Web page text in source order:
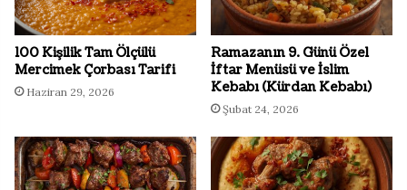
100 Kişilik Tam Ölçülü
Mercimek Çorbası Tarifi
Haziran 29, 2026
Ramazanın 9. Günü Özel
İftar Menüsü ve İslim
Kebabı (Kürdan Kebabı)
Şubat 24, 2026